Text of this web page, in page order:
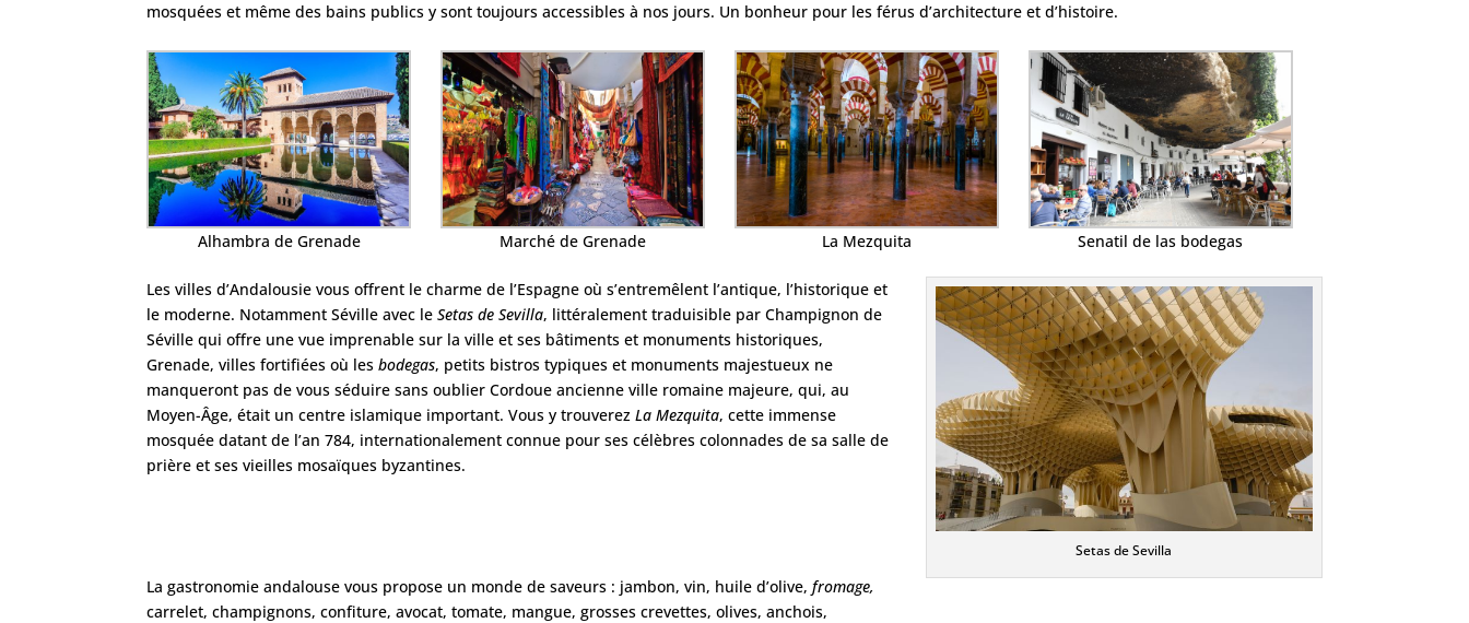
mosquées et même des bains publics y sont toujours accessibles à nos jours. Un bonheur pour les férus d’architecture et d’histoire.
Alhambra de Grenade Marché de Grenade La Mezquita Senatil de las bodegas
Setas de Sevilla
Les villes d’Andalousie vous offrent le charme de l’Espagne où s’entremêlent l’antique, l’historique et
le moderne. Notamment Séville avec leSetas de Sevilla, littéralement traduisible par Champignon de
Séville qui offre une vue imprenable sur la ville et ses bâtiments et monuments historiques,
Grenade, villes fortifiées où lesbodegas, petits bistros typiques et monuments majestueux ne
manqueront pas de vous séduire sans oublier Cordoue ancienne ville romaine majeure, qui, au
Moyen-Âge, était un centre islamique important. Vous y trouverezLa Mezquita, cette immense
mosquée datant de l’an 784, internationalement connue pour ses célèbres colonnades de sa salle de
prière et ses vieilles mosaïques byzantines.
La gastronomie andalouse vous propose un monde de saveurs : jambon, vin, huile d’olive,fromage,
carrelet, champignons, confiture, avocat, tomate, mangue, grosses crevettes, olives, anchois,